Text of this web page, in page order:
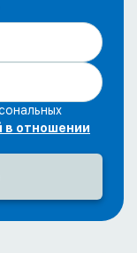
в отношении